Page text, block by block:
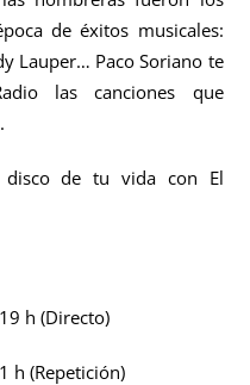
de éxitos musicales:
Lauper… Paco Soriano te
las canciones que
disco de tu vida con El
h (Directo)
h (Repetición)